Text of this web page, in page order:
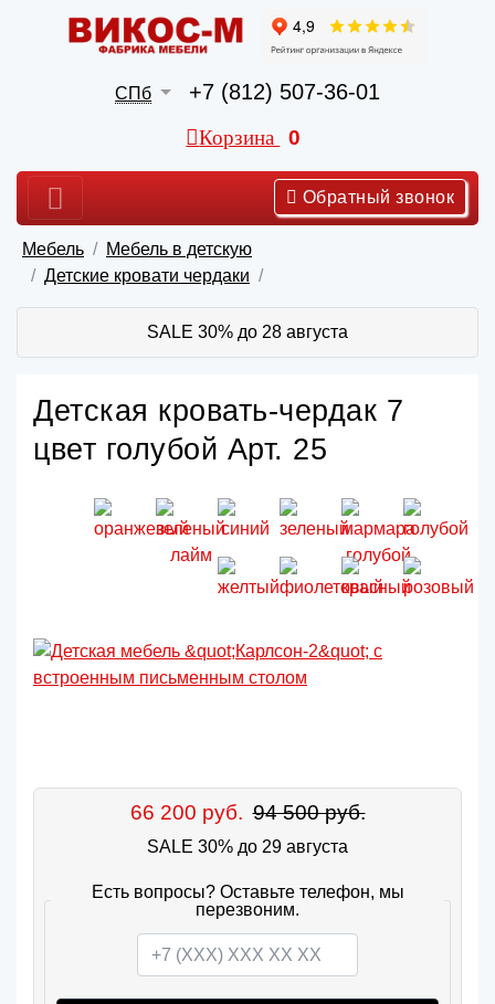
СПб +7 (812) 507-36-01
Корзина 0
Обратный звонок
Мебель
Мебель в детскую
Детские кровати чердаки
SALE 30% до 28 августа
Детская кровать-чердак 7
цвет голубой Арт. 25
66 200 руб. 94 500 руб.
SALE 30% до 29 августа
Есть вопросы? Оставьте телефон, мы
перезвоним.